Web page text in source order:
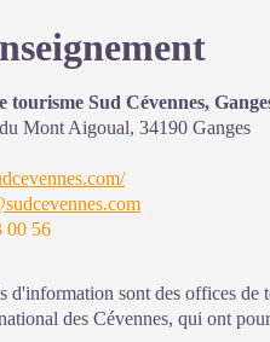
tourisme Sud Cévennes,
Mont Aigoual, 34190 Ganges
00 56
d'information sont des offices de
des Cévennes, qui ont